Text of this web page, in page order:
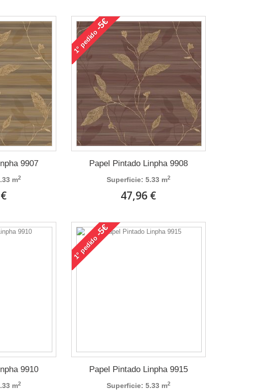
9907
m2
1°
pedido
-5€
Papel Pintado Linpha 9908
Superficie: 5.33 m2
47,96 €
9910
m2
1°
pedido
-5€
Papel Pintado Linpha 9915
Superficie: 5.33 m2